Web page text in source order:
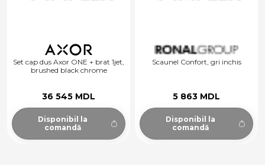
Set cap dus Axor ONE + brat 1jet,
brushed black chrome
36 545 MDL
Disponibil la
comandă
Scaunel Confort, gri inchis
5 863 MDL
Disponibil la
comandă